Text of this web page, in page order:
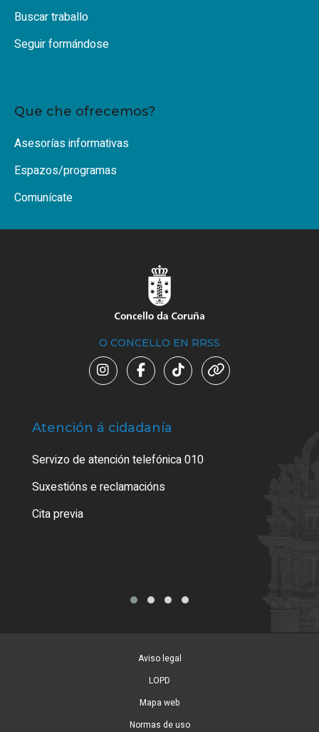
Buscar traballo
Seguir formándose
Que che ofrecemos?
Asesorías informativas
Espazos/programas
Comunícate
O CONCELLO EN RRSS
Atención á cidadanía
Servizo de atención telefónica 010
Suxestións e reclamacións
Cita previa
Aviso legal
LOPD
Mapa web
Normas de uso